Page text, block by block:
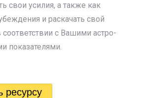
свои усилия, а также как
и раскачать свой
с Вашими астро-
показателями.